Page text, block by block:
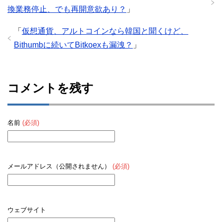
換業務停止、でも再開意欲あり？ 」
「 仮想通貨、アルトコインなら韓国と聞くけど、
Bithumbに続いてBitkoexも漏洩？ 」
コメントを残す
名前 (必須)
メールアドレス（公開されません） (必須)
ウェブサイト